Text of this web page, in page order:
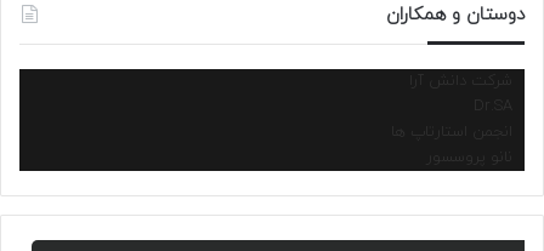
دوستان و همکاران
شرکت دانش آرا
انجمن استارتاپ ها
نانو پروسسور